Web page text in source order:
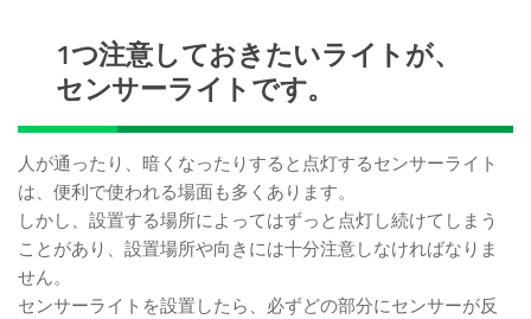
1つ注意しておきたいライトが、
センサーライトです。
人が通ったり、暗くなったりすると点灯するセンサーライト
は、便利で使われる場面も多くあります。
しかし、設置する場所によってはずっと点灯し続けてしまう
ことがあり、設置場所や向きには十分注意しなければなりま
せん。
センサーライトを設置したら、必ずどの部分にセンサーが反